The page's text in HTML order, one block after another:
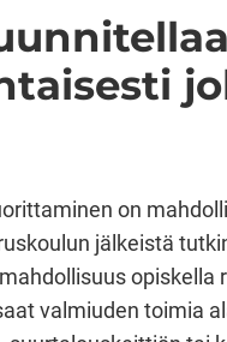
on
jälkeistä
valmiuden toimia